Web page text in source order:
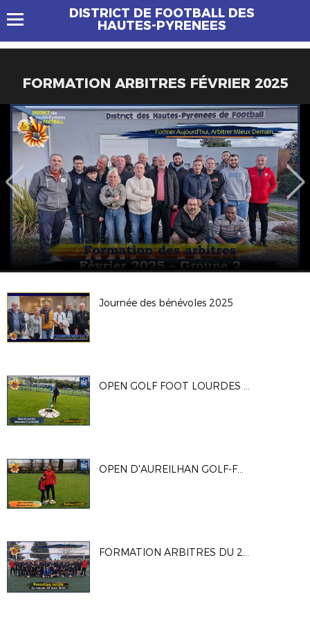
DISTRICT DE FOOTBALL DES
HAUTES-PYRENEES
FORMATION ARBITRES FÉVRIER 2025
Journée des bénévoles 2025
OPEN GOLF FOOT LOURDES DU 27/05/25
OPEN D'AUREILHAN GOLF-FOOT 2025
FORMATION ARBITRES DU 22 MARS 2025